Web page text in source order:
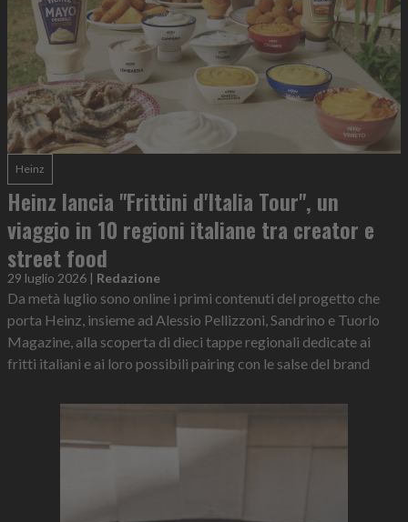
Heinz
Heinz lancia "Frittini d'Italia Tour", un
viaggio in 10 regioni italiane tra creator e
street food
29 luglio 2026 | Redazione
Da metà luglio sono online i primi contenuti del progetto che
porta Heinz, insieme ad Alessio Pellizzoni, Sandrino e Tuorlo
Magazine, alla scoperta di dieci tappe regionali dedicate ai
fritti italiani e ai loro possibili pairing con le salse del brand